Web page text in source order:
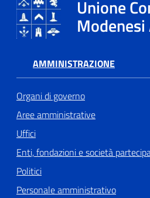
Unione
AMMINISTRAZIONE
Organi di governo
Aree amministrative
Uffici
Enti, fondazioni e società
Politici
Personale amministrativo